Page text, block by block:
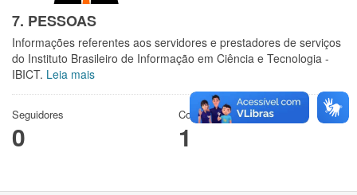
7. PESSOAS
Informações referentes aos servidores e prestadores de serviços
do Instituto Brasileiro de Informação em Ciência e Tecnologia -
IBICT. Leia mais
Seguidores
0
Conjuntos de dados
1